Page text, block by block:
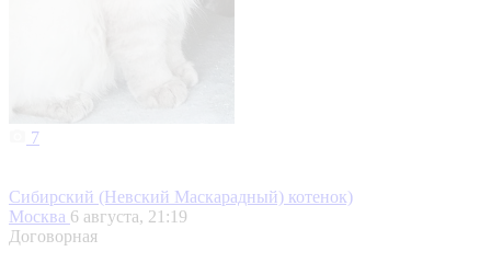
7
Сибирский (Невский Маскарадный) котенок)
Москва 6 августа, 21:19
Договорная